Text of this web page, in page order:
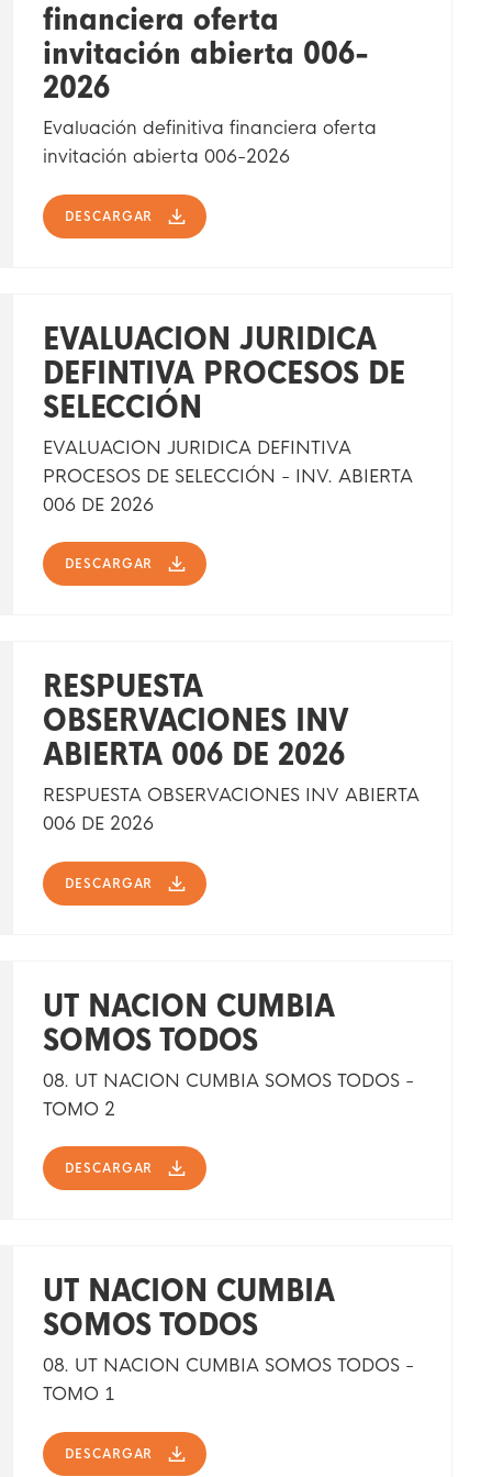
financiera oferta
invitación abierta 006-
2026
Evaluación definitiva financiera oferta
invitación abierta 006-2026
DESCARGAR
EVALUACION JURIDICA
DEFINTIVA PROCESOS DE
SELECCIÓN
EVALUACION JURIDICA DEFINTIVA
PROCESOS DE SELECCIÓN - INV. ABIERTA
006 DE 2026
DESCARGAR
RESPUESTA
OBSERVACIONES INV
ABIERTA 006 DE 2026
RESPUESTA OBSERVACIONES INV ABIERTA
006 DE 2026
DESCARGAR
UT NACION CUMBIA
SOMOS TODOS
08. UT NACION CUMBIA SOMOS TODOS -
TOMO 2
DESCARGAR
UT NACION CUMBIA
SOMOS TODOS
08. UT NACION CUMBIA SOMOS TODOS -
TOMO 1
DESCARGAR